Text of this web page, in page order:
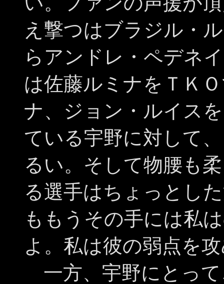
え撃つはブラジル・
らアンドレ・ペデネ
は佐藤ルミナをＴＫ
ナ、ジョン・ルイス
ている宇野に対して
るい。そして物腰も
る選手はちょっとし
ももうその手には私
よ。私は彼の弱点を
一方、宇野にとっ